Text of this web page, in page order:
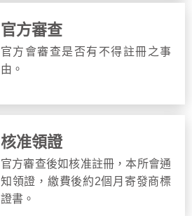
官方審查
官方會審查是否有不得註冊之事
由。
核准領證
官方審查後如核准註冊，本所會通
知領證，繳費後約2個月寄發商標
證書。